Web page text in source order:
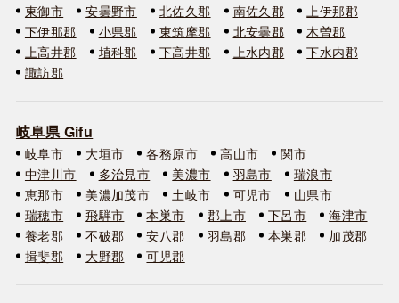
東御市
安曇野市 北佐久郡 南佐久郡
上伊那郡
下伊那郡
小県郡 東筑摩郡 北安曇郡
木曽郡
上高井郡
埴科郡 下高井郡 上水内郡
下水内郡
諏訪郡
岐阜県 Gifu
岐阜市 大垣市 各務原市 高山市
関市
中津川市
多治見市 美濃市 羽島市
瑞浪市
恵那市
美濃加茂市 土岐市 可児市
山県市
瑞穂市
飛騨市 本巣市 郡上市 下呂市
海津市
養老郡
不破郡 安八郡 羽島郡 本巣郡
加茂郡
揖斐郡
大野郡 可児郡